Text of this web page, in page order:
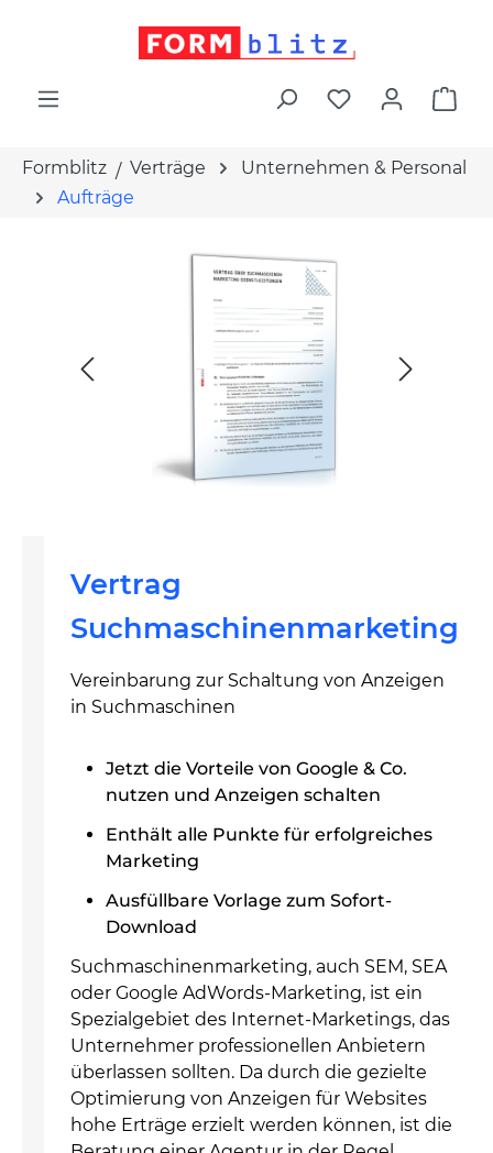
Formblitz Verträge
Unternehmen & Personal
Aufträge
Vertrag
Suchmaschinenmarketing
Vereinbarung zur Schaltung von Anzeigen
in Suchmaschinen
Jetzt die Vorteile von Google & Co.
nutzen und Anzeigen schalten
Enthält alle Punkte für erfolgreiches
Marketing
Ausfüllbare Vorlage zum Sofort-
Download
Suchmaschinenmarketing, auch SEM, SEA
oder Google AdWords-Marketing, ist ein
Spezialgebiet des Internet-Marketings, das
Unternehmer professionellen Anbietern
überlassen sollten. Da durch die gezielte
Optimierung von Anzeigen für Websites
hohe Erträge erzielt werden können, ist die